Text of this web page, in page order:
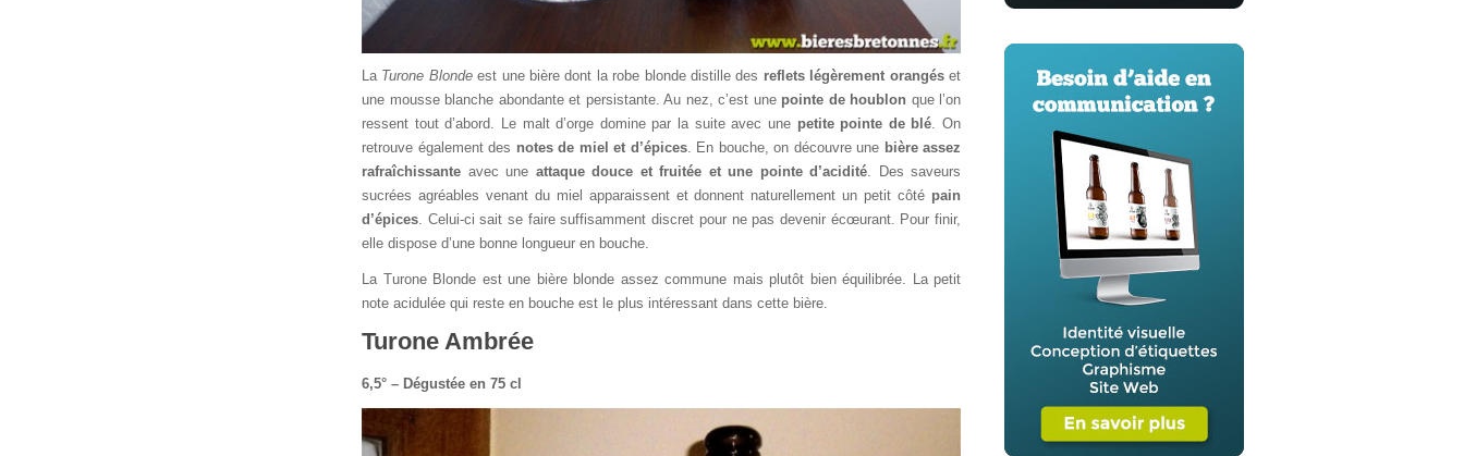
La Turone Blondeest une bière dont la robe blonde distille des reflets légèrement orangéset
une mousse blanche abondante et persistante. Au nez, c’est une pointe de houblon que l’on
ressent tout d’abord. Le malt d’orge domine par la suite avec une petite pointe de blé. On
retrouve également des notes de miel et d’épices. En bouche, on découvre une bière assez
rafraîchissante avec une attaque douce et fruitée et une pointe d’acidité. Des saveurs
sucrées agréables venant du miel apparaissent et donnent naturellement un petit côté pain
d’épices. Celui-ci sait se faire suffisamment discret pour ne pas devenir écœurant. Pour finir,
elle dispose d’une bonne longueur en bouche.
La Turone Blonde est une bière blonde assez commune mais plutôt bien équilibrée. La petit
note acidulée qui reste en bouche est le plus intéressant dans cette bière.
Turone Ambrée
6,5° – Dégustée en 75 cl